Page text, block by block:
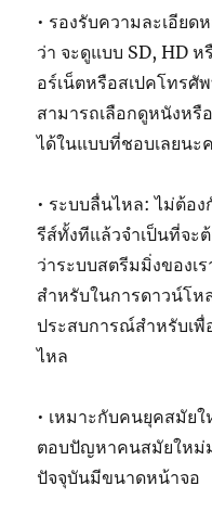
• รองรับความละเอียด
ว่า จะดูแบบ SD, HD
อร์เน็ตหรือสเปคโทร
สามารถเลือกดูหนังหรื
ได้ในแบบที่ชอบเลยนะ
• ระบบลื่นไหล: ไม่ต้อ
รีส์ทั้งทีแล้วจำเป็นที่จะ
ว่าระบบสตรีมมิ่งของเ
สำหรับในการดาวน์โห
ประสบการณ์สำหรับเพื่
ไหล
• เหมาะกับคนยุคสมัย
ตอบปัญหาคนสมัยใหม่
ปัจจุบันมีขนาดหน้าจอ